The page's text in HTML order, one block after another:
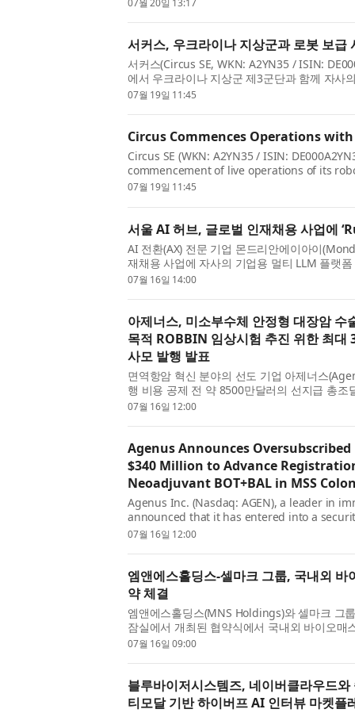
서커스, 우크라이나 지상군과 로봇 보급
서커스(Circus SE, WKN: A2YN35 / ISIN:
에서 우크라이나 지상군 제3군단과 함께 자사
발표했다. 이는...
07월 19일 11:45
Circus Commences Operations
Circus SE (WKN: A2YN35 / ISIN:
commencement of live operations of its
Corps of the Ukrainian Ground For...
07월 19일 11:45
서울 AI 허브, 글로벌 인재채용 사업에
AI 전환(AX) 전문 기업 몬드리안에이아이
재채용 사업에 자사의 기업용 멀티 LLM 플랫
Agent)’를 공급했다. 이번 도입은 서울시와 서
07월 16일 14:00
아제너스, 미소부수체 안정형 대장암 수
목적 ROBBIN 임상시험 추진 위한 최대
사모 발행 발표
면역항암 혁신 분야의 선도 기업 아제너스
행 비용 공제 전 약 8500만달러의 선지급 총
최대 2억5500만달러의 추가 조달액을 확보하
07월 16일 12:00
Agenus Announces
$340 Million to Advance
Neoadjuvant BOT+BAL in MSS
Agenus Inc. (Nasdaq: AGEN), a leader in
announced that it has entered into a
private placement of approximately $85
07월 16일 12:00
엠앤에스홀딩스-셀마크 그룹, 국내외 바
약 체결
엠앤에스홀딩스(MNS Holdings)와 셀마크 그
잠실에서 개최된 협약식에서 국내외 바이오매
공급망 구축을 위한 우드칩 및 바이오매스 연료
07월 16일 09:00
블루바이저시스템즈, 네이버클라우드
티모달 기반 하이버프 AI 인터뷰 마켓플